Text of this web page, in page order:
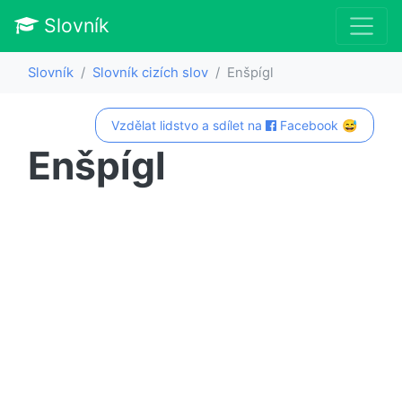
Slovník
Slovník Slovník cizích slov Enšpígl
Vzdělat lidstvo a sdílet na Facebook 😅
Enšpígl